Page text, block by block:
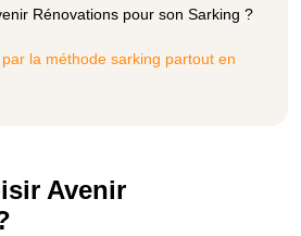
Rénovations pour son Sarking ?
la méthode sarking partout en
Avenir